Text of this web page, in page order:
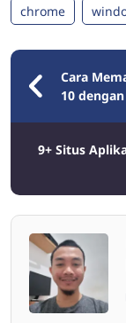
chrome
Cara
10
9+ Situs